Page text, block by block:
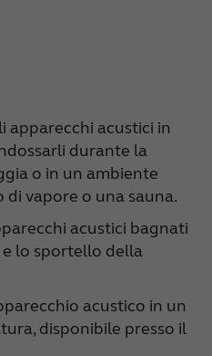
apparecchi acustici in
durante la
o in un ambiente
vapore o una sauna.
acustici bagnati
lo sportello della
acustico in un
disponibile presso il